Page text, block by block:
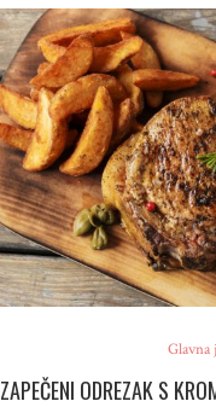
Glavna
ZAPEČENI ODREZAK S